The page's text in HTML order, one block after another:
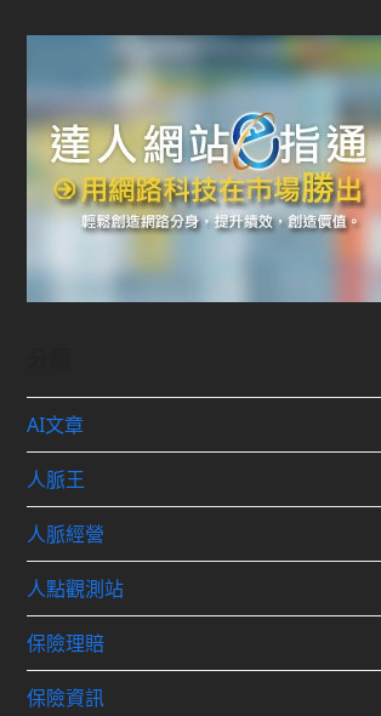
AI文章
人脈王
人脈經營
人點觀測站
保險理賠
保險資訊